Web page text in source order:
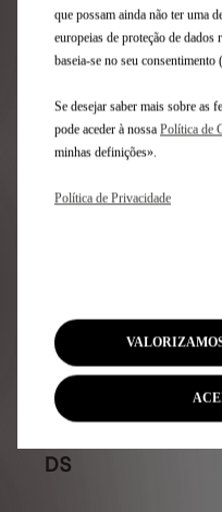
Quais são os
Como
Garantia de
Assistência DS 3
DS
que possam ainda não ter uma
europeias de proteção de dados
baseia-se no seu
Se desejar saber mais sobre as
pode aceder à nossa Política de
minhas definições».
Política de Privacidade